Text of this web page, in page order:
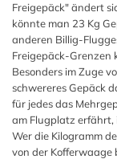
Freigepäck" ändert
könnte man 23 Kg
anderen Billig-
Freigepäck-Grenzen
Besonders im Zuge
schwereres Gepäck
für jedes das
am Flugplatz erfährt,
Wer die Kilogramm
von der Kofferwaage